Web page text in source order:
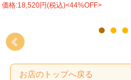
価格:18,520円(税込)<44%OFF>
お店のトップへ戻る